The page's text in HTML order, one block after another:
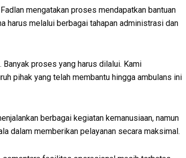
mengatakan proses mendapatkan bantuan
harus melalui berbagai tahapan administrasi dan
Banyak proses yang harus dilalui. Kami
pihak yang telah membantu hingga ambulans ini
berbagai kegiatan kemanusiaan, namun
dalam memberikan pelayanan secara maksimal.